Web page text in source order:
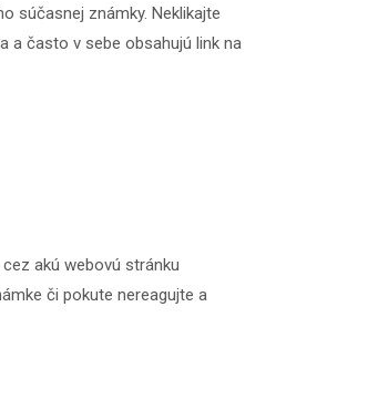
súčasnej známky. Neklikajte
a často v sebe obsahujú link na
akú webovú stránku
či pokute nereagujte a